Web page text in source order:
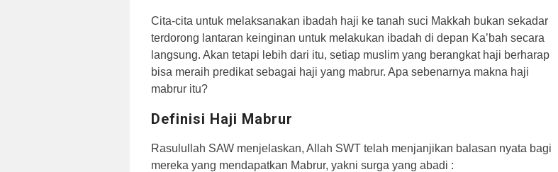
Cita-cita untuk melaksanakan ibadah haji ke tanah suci Makkah bukan sekadar
terdorong lantaran keinginan untuk melakukan ibadah di depan Ka’bah secara
langsung. Akan tetapi lebih dari itu, setiap muslim yang berangkat haji berharap
bisa meraih predikat sebagai haji yang mabrur. Apa sebenarnya makna haji
mabrur itu?
Definisi Haji Mabrur
Rasulullah SAW menjelaskan, Allah SWT telah menjanjikan balasan nyata bagi
mereka yang mendapatkan Mabrur, yakni surga yang abadi :